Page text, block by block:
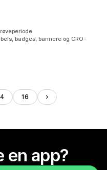
badges, bannere og CRO-
4 16
en app?